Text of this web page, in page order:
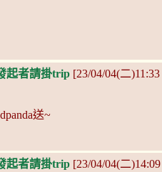
起者請掛trip [23/04/04(二
送~
起者請掛trip [23/04/04(二